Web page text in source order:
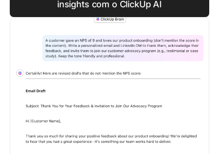
insights com o ClickUp AI